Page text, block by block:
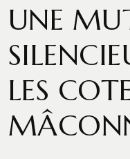
UNE
LES